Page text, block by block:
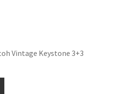
Vintage Keystone 3+3